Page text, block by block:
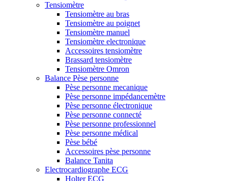
Tensiomètre
Tensiomètre au bras
Tensiomètre au poignet
Tensiomètre manuel
Tensiomètre electronique
Accessoires tensiomètre
Brassard tensiomètre
Tensiomètre Omron
Balance Pèse personne
Pèse personne mecanique
Pèse personne impédancemètre
Pèse personne électronique
Pèse personne connecté
Pèse personne professionnel
Pèse personne médical
Pèse bébé
Accessoires pèse personne
Balance Tanita
Electrocardiographe ECG
Holter ECG